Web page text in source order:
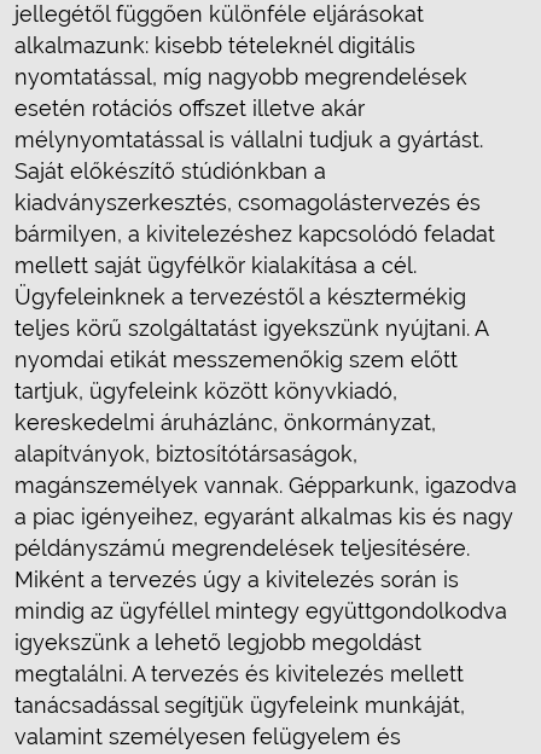
jellegétől függően különféle eljárásokat
alkalmazunk: kisebb tételeknél digitális
nyomtatással, míg nagyobb megrendelések
esetén rotációs offszet illetve akár
mélynyomtatással is vállalni tudjuk a gyártást.
Saját előkészítő stúdiónkban a
kiadványszerkesztés, csomagolástervezés és
bármilyen, a kivitelezéshez kapcsolódó feladat
mellett saját ügyfélkör kialakítása a cél.
Ügyfeleinknek a tervezéstől a késztermékig
teljes körű szolgáltatást igyekszünk nyújtani. A
nyomdai etikát messzemenőkig szem előtt
tartjuk, ügyfeleink között könyvkiadó,
kereskedelmi áruházlánc, önkormányzat,
alapítványok, biztosítótársaságok,
magánszemélyek vannak. Gépparkunk, igazodva
a piac igényeihez, egyaránt alkalmas kis és nagy
példányszámú megrendelések teljesítésére.
Miként a tervezés úgy a kivitelezés során is
mindig az ügyféllel mintegy együttgondolkodva
igyekszünk a lehető legjobb megoldást
megtalálni. A tervezés és kivitelezés mellett
tanácsadással segítjük ügyfeleink munkáját,
valamint személyesen felügyelem és